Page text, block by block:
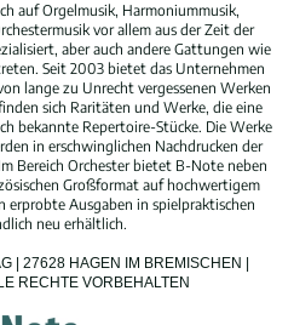
auf Orgelmusik, Harmoniummusik,
vor allem aus der Zeit der
aber auch andere Gattungen wie
Seit 2003 bietet das Unternehmen
lange zu Unrecht vergessenen Werken
sich Raritäten und Werke, die eine
bekannte Repertoire-Stücke. Die Werke
in erschwinglichen Nachdrucken der
Bereich Orchester bietet B-Note neben
Großformat auf hochwertigem
erprobte Ausgaben in spielpraktischen
neu erhältlich.
| 27628 HAGEN IM BREMISCHEN |
RECHTE VORBEHALTEN